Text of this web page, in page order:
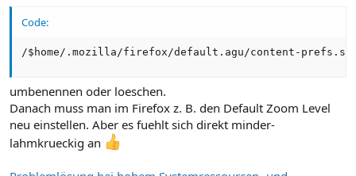
Code:
/$home/.mozilla/firefox/default.agu/content-
umbenennen oder loeschen.
Danach muss man im Firefox z. B. den Default Zoom Level
neu einstellen. Aber es fuehlt sich direkt minder-
lahmkrueckig an